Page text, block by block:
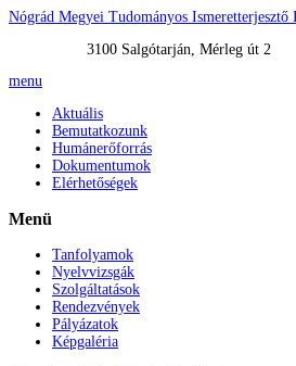
Nógrád Megyei Tudományos Ismeretterjesztő
3100 Salgótarján, Mérleg út 2
menu
Aktuális
Bemutatkozunk
Humánerőforrás
Dokumentumok
Elérhetőségek
Menü
Tanfolyamok
Nyelvvizsgák
Szolgáltatások
Rendezvények
Pályázatok
Képgaléria